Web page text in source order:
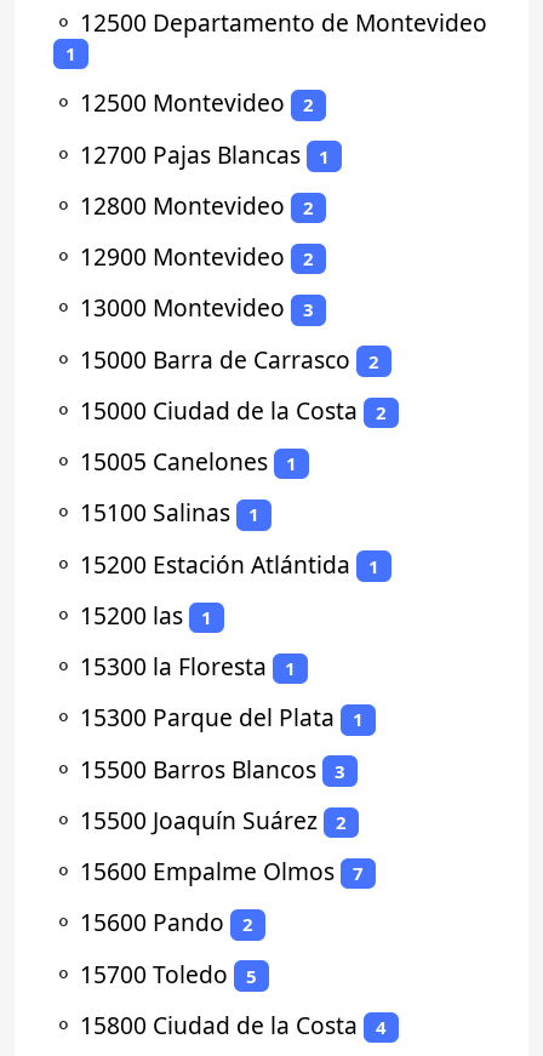
⚬ 12500 Departamento de Montevideo
1
⚬ 12500 Montevideo 2
⚬ 12700 Pajas Blancas 1
⚬ 12800 Montevideo 2
⚬ 12900 Montevideo 2
⚬ 13000 Montevideo 3
⚬ 15000 Barra de Carrasco 2
⚬ 15000 Ciudad de la Costa 2
⚬ 15005 Canelones 1
⚬ 15100 Salinas 1
⚬ 15200 Estación Atlántida 1
⚬ 15200 las 1
⚬ 15300 la Floresta 1
⚬ 15300 Parque del Plata 1
⚬ 15500 Barros Blancos 3
⚬ 15500 Joaquín Suárez 2
⚬ 15600 Empalme Olmos 7
⚬ 15600 Pando 2
⚬ 15700 Toledo 5
⚬ 15800 Ciudad de la Costa 4